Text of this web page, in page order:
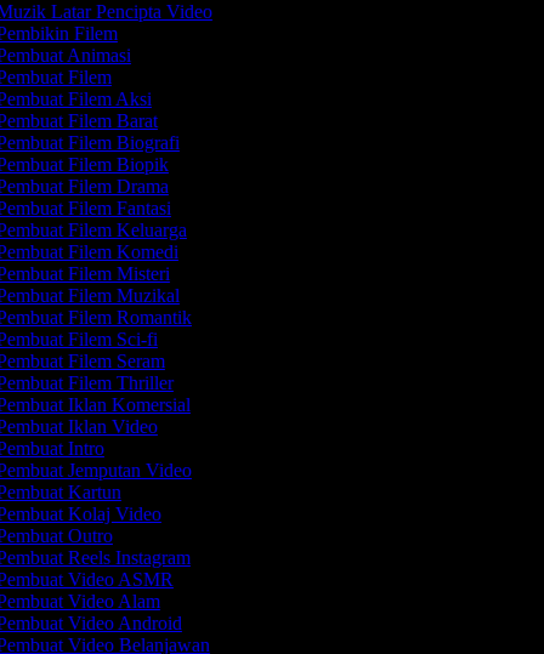
Latar Pencipta Video
Filem
Animasi
Filem
Filem Aksi
Filem Barat
Filem Biografi
Filem Biopik
Filem Drama
Filem Fantasi
Filem Keluarga
Filem Komedi
Filem Misteri
Filem Muzikal
Filem Romantik
Filem Sci-fi
Filem Seram
Filem Thriller
Iklan Komersial
Iklan Video
Intro
Jemputan Video
Kartun
Kolaj Video
Outro
Reels Instagram
Video ASMR
Video Alam
Video Android
Video Belanjawan